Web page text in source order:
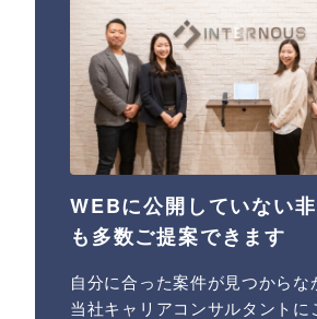
WEBに公開していない
も多数ご提案できます
自分に合った案件が見つからな
当社キャリアコンサルタントに